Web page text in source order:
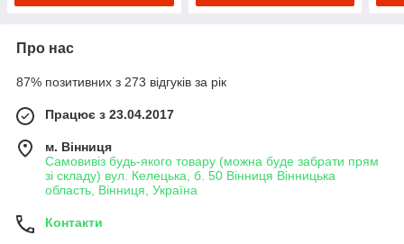
Про нас
87% позитивних з 273 відгуків за рік
Працює з 23.04.2017
м. Вінниця
Самовивіз будь-якого товару (можна буде забрати прям
зі складу) вул. Келецька, б. 50 Вінниця Вінницька
область, Вінниця, Україна
Контакти